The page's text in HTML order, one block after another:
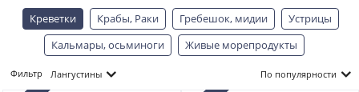
Фильтр Лангустины
Креветки Крабы, Раки Гребешок, мидии
Устрицы
Кальмары, осьминоги
Живые морепродукты
По популярности